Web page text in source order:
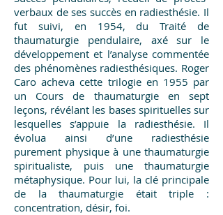
verbaux de ses succès en radiesthésie. Il
fut suivi, en 1954, du Traité de
thaumaturgie pendulaire, axé sur le
développement et l’analyse commentée
des phénomènes radiesthésiques. Roger
Caro acheva cette trilogie en 1955 par
un Cours de thaumaturgie en sept
leçons, révélant les bases spirituelles sur
lesquelles s’appuie la radiesthésie. Il
évolua ainsi d’une radiesthésie
purement physique à une thaumaturgie
spiritualiste, puis une thaumaturgie
métaphysique. Pour lui, la clé principale
de la thaumaturgie était triple :
concentration, désir, foi.